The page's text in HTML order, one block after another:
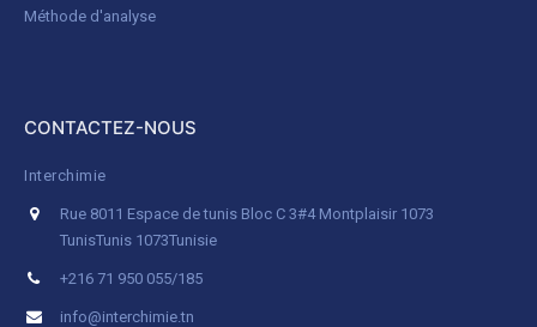
Méthode d'analyse
CONTACTEZ-NOUS
Interchimie
Rue 8011 Espace de tunis Bloc C 3#4 Montplaisir 1073
TunisTunis 1073Tunisie
+216 71 950 055/185
info@interchimie.tn